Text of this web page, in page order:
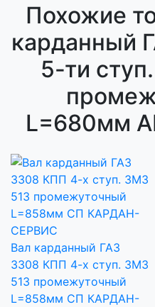
Похожие
карданный
5-ти
L=680мм
Вал карданный ГАЗ
3308 КПП 4-х ступ. ЗМЗ
513 промежуточный
L=858мм СП КАРДАН-